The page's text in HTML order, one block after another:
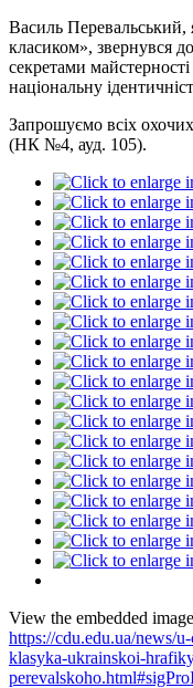
Василь
класиком», звернувся
секретами
національну
Запрошуємо всіх
(НК №4, ауд. 105).
View the embedded
https://cdu.edu.ua/news/
klasyka-ukrainskoi-